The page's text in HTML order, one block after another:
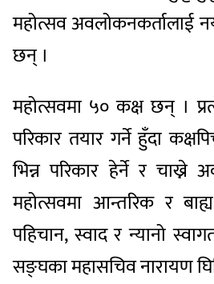
महोत्सव अवलोकनकर्तालाई
छन् ।
महोत्सवमा ५० कक्ष छन् ।
परिकार तयार गर्ने हुँदा
भिन्न परिकार हेर्ने र
महोत्सवमा आन्तरिक र
पहिचान, स्वाद र न्यानो
सङ्घका महासचिव नारायण